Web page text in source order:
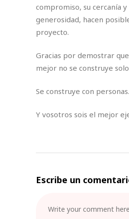
compromiso, su cercanía y
generosidad, hacen
proyecto.
Gracias por demostrar
mejor no se construye
Se construye con personas.
Y vosotros sois el mejor
Escribe un